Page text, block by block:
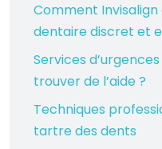
Comment
dentaire discret et
Services
trouver de l’aide ?
Techniques
tartre des dents